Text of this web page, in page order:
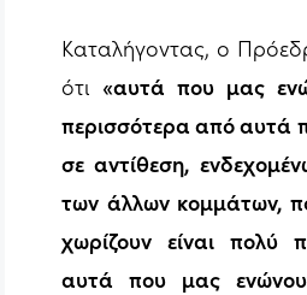
Καταλήγοντας, ο
ότι «αυτά που μας
περισσότερα από αυτά
σε αντίθεση,
των άλλων κομμάτων,
χωρίζουν είναι πολύ
αυτά που μας